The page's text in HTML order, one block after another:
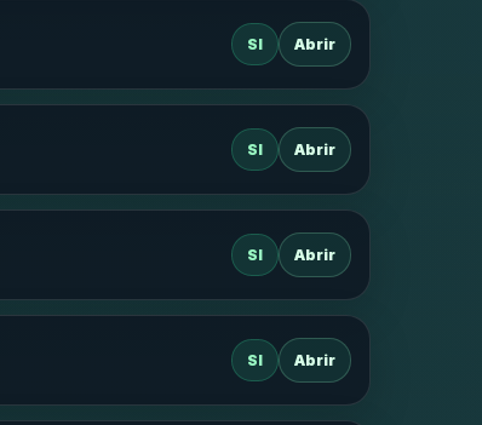
SI Abrir
SI Abrir
SI Abrir
SI Abrir